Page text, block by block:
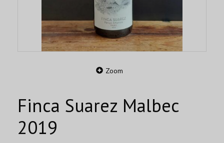
Zoom
Finca Suarez Malbec
2019